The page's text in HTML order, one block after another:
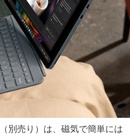
別売り）は、磁気で簡単には